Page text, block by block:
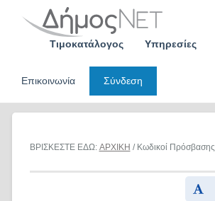
Τιμοκατάλογος Υπηρεσίες
Επικοινωνία
Σύνδεση
ΒΡΙΣΚΕΣΤΕ ΕΔΩ: ΑΡΧΙΚΗ / Κωδικοί Πρόσβασης